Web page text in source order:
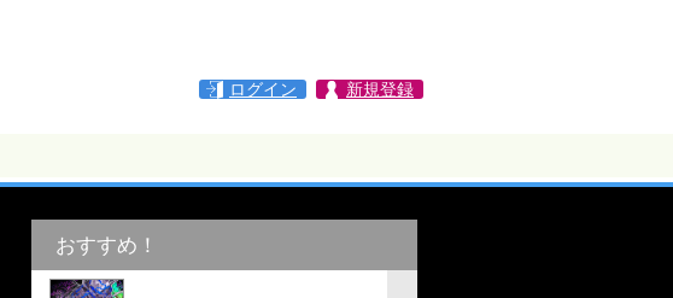
ログイン 新規登録
おすすめ！